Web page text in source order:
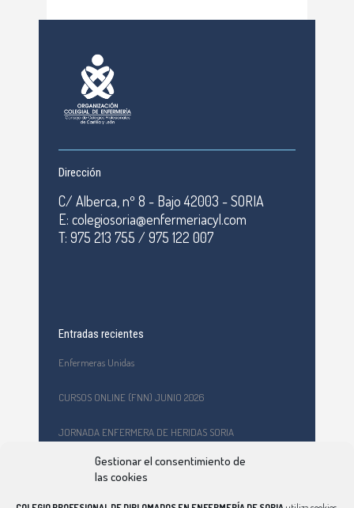
Gestionar el consentimiento de
las cookies
Dirección
C/ Alberca, nº 8 - Bajo 42003 - SORIA
E: colegiosoria@enfermeriacyl.com
T: 975 213 755 / 975 122 007
Entradas recientes
Enfermeras Unidas
CURSOS ONLINE (FNN) JUNIO 2026
JORNADA ENFERMERA DE HERIDAS SORIA
Formación en primeros auxilios y prevención de riesgos
laborales en el CEPA Celtiberia